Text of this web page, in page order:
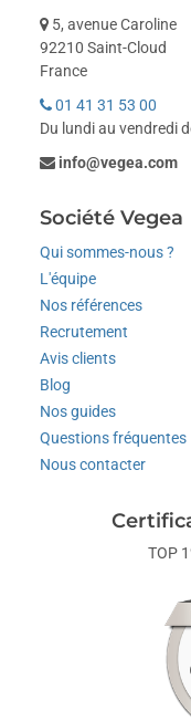
5, avenue Caroline
92210 Saint-Cloud
France
01 41 31 53 00
Du lundi au vendredi
info@vegea.com
Société Vegea
Qui sommes-nous ?
L'équipe
Nos références
Recrutement
Avis clients
Blog
Nos guides
Questions fréquentes
Nous contacter
TOP